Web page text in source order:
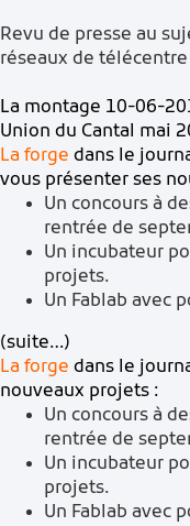
Revu de presse au
réseaux de télécentre
La montage 10-06-
Union du Cantal mai
La forge dans le
vous présenter ses
Un concours à
rentrée de
Un incubateur
projets.
Un Fablab avec
(suite…)
La forge dans le
nouveaux projets :
Un concours à
rentrée de
Un incubateur
projets.
Un Fablab avec